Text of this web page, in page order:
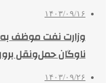
۱۴۰۳/۰۹/۱۶
وزارت نفت موظف به
ناوگان حمل‌ونقل
۱۴۰۳/۰۹/۲۶